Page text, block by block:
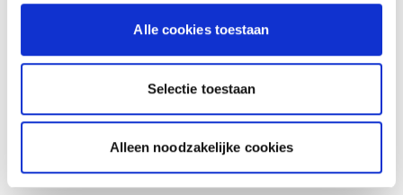
Alle cookies toestaan
Selectie toestaan
Alleen noodzakelijke cookies